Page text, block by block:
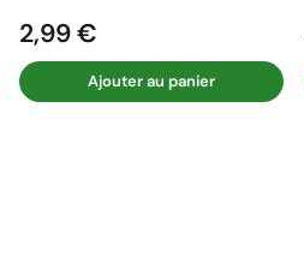
Prix
2,99 €
Ajouter au panier